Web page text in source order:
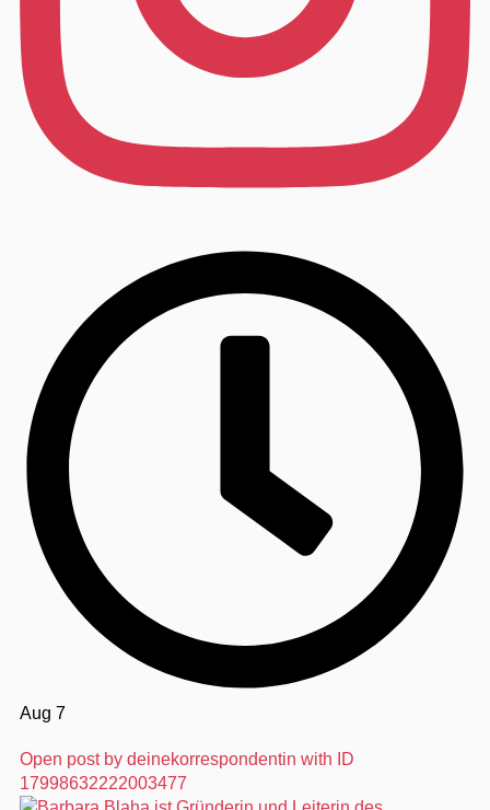
Aug 7
Open post by deinekorrespondentin with ID
17998632222003477